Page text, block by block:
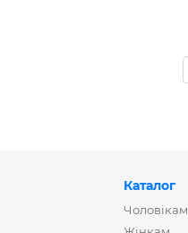
Каталог
Чоловікам